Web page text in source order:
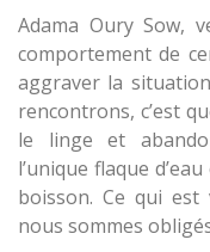
Adama Oury Sow,
comportement de
aggraver la
rencontrons, c’est
le linge et
l’unique flaque
boisson. Ce qui est
nous sommes